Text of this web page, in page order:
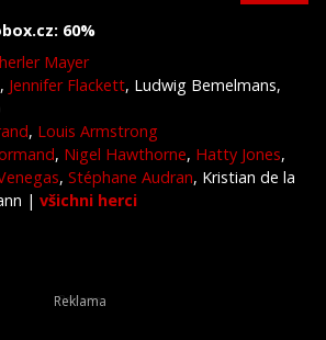
60%
Mayer
, Jennifer Flackett, Ludwig Bemelmans,
, Louis Armstrong
, Nigel Hawthorne, Hatty Jones,
, Stéphane Audran, Kristian de la
| všichni herci